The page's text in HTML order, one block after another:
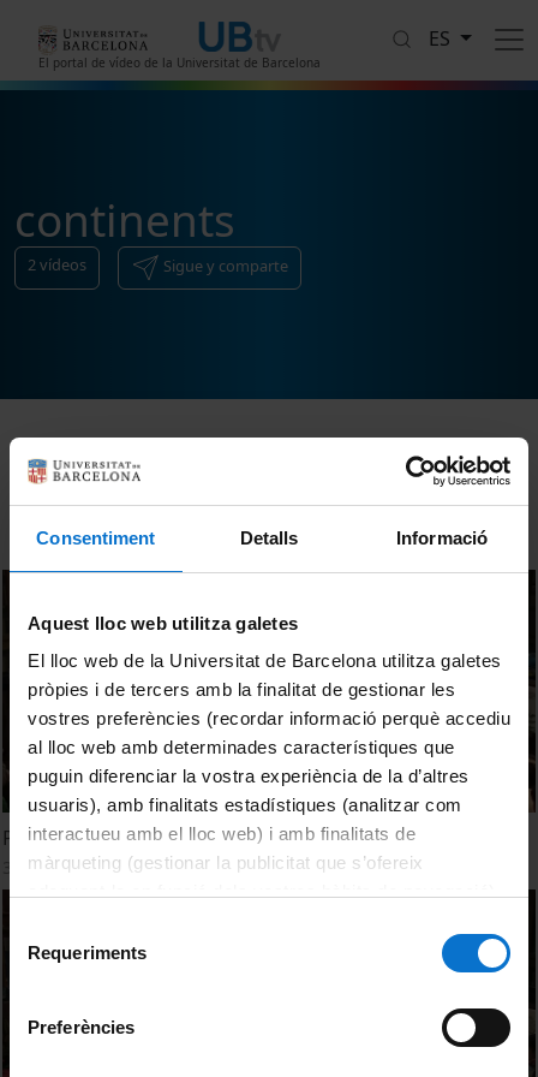
Consentiment Detalls Informació
Aquest lloc web utilitza galetes
El lloc web de la Universitat de Barcelona utilitza galetes
pròpies i de tercers amb la finalitat de gestionar les
vostres preferències (recordar informació perquè accediu
al lloc web amb determinades característiques que
puguin diferenciar la vostra experiència de la d’altres
usuaris), amb finalitats estadístiques (analitzar com
interactueu amb el lloc web) i amb finalitats de
màrqueting (gestionar la publicitat que s’ofereix
consultar laPolítica de galetes del lloc web de la
Requeriments
Preferències
El portal de vídeo de la Universitat de Barcelona
ES
continents
2vídeos Sigue y comparte
Ordenar
Pinta'm un conte: Flebotín, un mosquit del Cretaci
30 Septiembre, 2020